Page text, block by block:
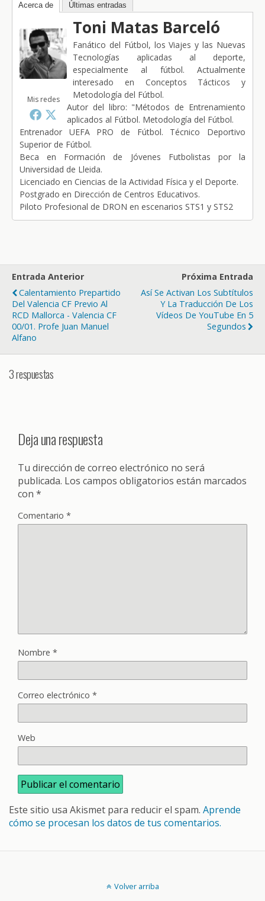
Acerca de Últimas entradas
Mis redes
Toni Matas Barceló
Fanático del Fútbol, los Viajes y las Nuevas
Tecnologías aplicadas al deporte,
especialmente al fútbol. Actualmente
interesado en Conceptos Tácticos y
Metodología del Fútbol.
Autor del libro: "Métodos de Entrenamiento
aplicados al Fútbol. Metodología del Fútbol.
Entrenador UEFA PRO de Fútbol. Técnico Deportivo
Superior de Fútbol.
Beca en Formación de Jóvenes Futbolistas por la
Universidad de Lleida.
Licenciado en Ciencias de la Actividad Física y el Deporte.
Postgrado en Dirección de Centros Educativos.
Piloto Profesional de DRON en escenarios STS1 y STS2
Entrada Anterior
Calentamiento Prepartido
Del Valencia CF Previo Al
RCD Mallorca - Valencia CF
00/01. Profe Juan Manuel
Alfano
Próxima Entrada
Así Se Activan Los Subtítulos
Y La Traducción De Los
Vídeos De YouTube En 5
Segundos
3 respuestas
Deja una respuesta
Tu dirección de correo electrónico no será
publicada. Los campos obligatorios están marcados
con *
Comentario *
Nombre *
Correo electrónico *
Web
Este sitio usa Akismet para reducir el spam. Aprende
cómo se procesan los datos de tus comentarios.
Volver arriba